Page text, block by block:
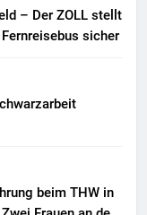
– Der ZOLL stellt
sicher
beim THW in